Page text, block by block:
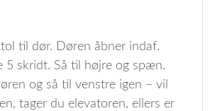
til dør. Døren åbner indaf.
5 skridt. Så til højre og spæn.
og så til venstre igen – vil
tager du elevatoren, ellers er